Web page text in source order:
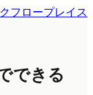
フロープレイス
できる